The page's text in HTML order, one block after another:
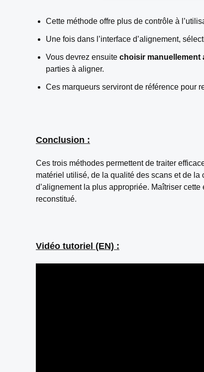
Cette méthode offre plus de contrôle à
Une fois dans l’interface d’alignement,
Vous devrez ensuite choisir manuellement
parties à aligner.
Ces marqueurs serviront de référence pour
Conclusion :
Ces trois méthodes permettent de traiter
matériel utilisé, de la qualité des scans et de
d’alignement la plus appropriée. Maîtriser
reconstitué.
Vidéo tutoriel (EN) :